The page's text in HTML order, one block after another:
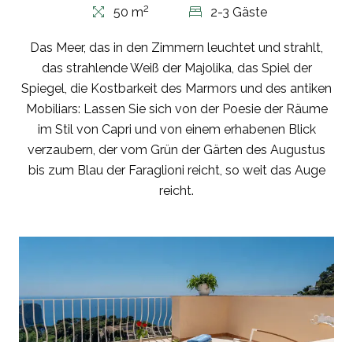
50 m2 2-3 Gäste
Das Meer, das in den Zimmern leuchtet und strahlt,
das strahlende Weiß der Majolika, das Spiel der
Spiegel, die Kostbarkeit des Marmors und des antiken
Mobiliars: Lassen Sie sich von der Poesie der Räume
im Stil von Capri und von einem erhabenen Blick
verzaubern, der vom Grün der Gärten des Augustus
bis zum Blau der Faraglioni reicht, so weit das Auge
reicht.